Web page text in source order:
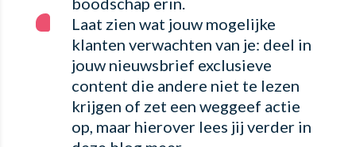
Laat zien wat jouw mogelijke
klanten verwachten van je: deel in
jouw nieuwsbrief exclusieve
content die andere niet te lezen
krijgen of zet een weggeef actie
op, maar hierover lees jij verder in